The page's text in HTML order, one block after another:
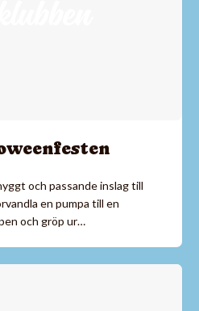
och passande inslag till
en pumpa till en
och gröp ur…